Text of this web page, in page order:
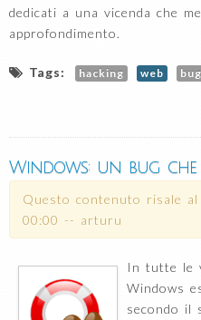
dedicati a una vicenda che
approfondimento.
Tags: hacking web bug
Windows: un bug che
Questo contenuto risale al
00:00 -- arturu
In tutte le
Windows
secondo il